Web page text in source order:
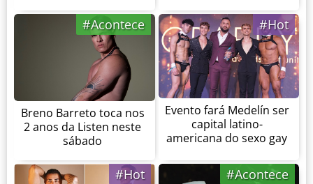
#Acontece
Breno Barreto toca nos
2 anos da Listen neste
sábado
#Hot
Evento fará Medelín ser
capital latino-
americana do sexo gay
#Hot #Acontece